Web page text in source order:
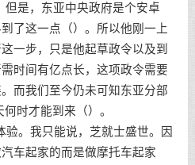
但是，东亚中央政府是个安卓
了这一点（）。所以他刚一上
一步，只是他起草政令以及到
时间有亿点长，这项政令需要
而我们至今仍未可知东亚分部
时才能到来（）。
验。我只能说，芝就士盛世。因
车起家的而是做摩托车起家